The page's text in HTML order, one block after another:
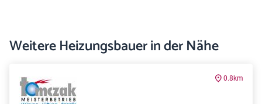
Weitere Heizungsbauer in der Nähe
0.8km